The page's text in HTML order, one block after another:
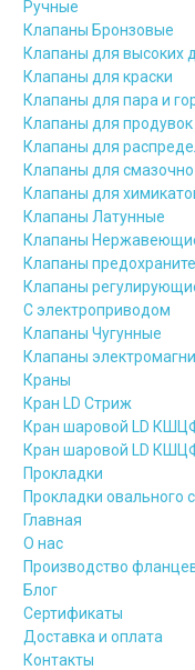
Ручные
Клапаны Бронзовые
Клапаны для высоких
Клапаны для краски
Клапаны для пара и
Клапаны для продувок
Клапаны для
Клапаны для
Клапаны для
Клапаны Латунные
Клапаны
Клапаны
Клапаны
С электроприводом
Клапаны Чугунные
Клапаны
Краны
Кран LD Стриж
Кран шаровой LD
Кран шаровой LD
Прокладки
Прокладки овального
Главная
О нас
Производство
Блог
Сертификаты
Доставка и оплата
Контакты